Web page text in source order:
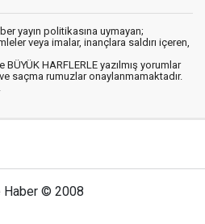
yayın politikasına uymayan;
veya imalar, inançlara saldırı içeren,
HARFLERLE yazılmış yorumlar
saçma rumuzlar onaylanmamaktadır.
Haber © 2008